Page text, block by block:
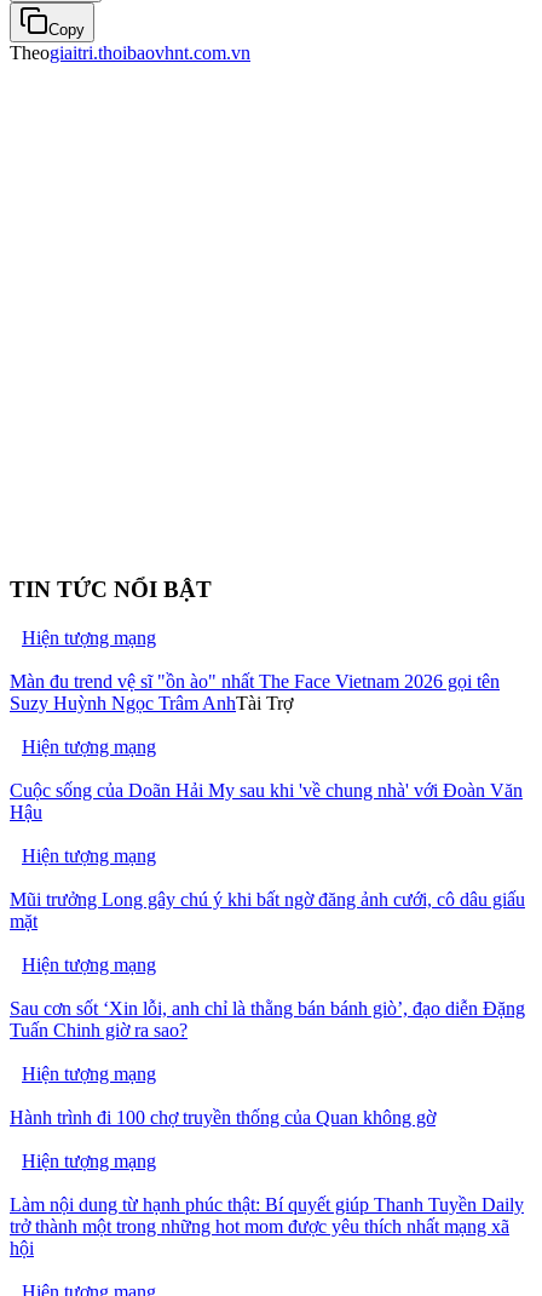
Copy
Theogiaitri.thoibaovhnt.com.vn
TIN TỨC NỔI BẬT
Hiện tượng mạng
Màn đu trend vệ sĩ "ồn ào" nhất The Face Vietnam 2026 gọi tên
Suzy Huỳnh Ngọc Trâm AnhTài Trợ
Hiện tượng mạng
Cuộc sống của Doãn Hải My sau khi 'về chung nhà' với Đoàn Văn
Hậu
Hiện tượng mạng
Mũi trưởng Long gây chú ý khi bất ngờ đăng ảnh cưới, cô dâu giấu
mặt
Hiện tượng mạng
Sau cơn sốt ‘Xin lỗi, anh chỉ là thằng bán bánh giò’, đạo diễn Đặng
Tuấn Chinh giờ ra sao?
Hiện tượng mạng
Hành trình đi 100 chợ truyền thống của Quan không gờ
Hiện tượng mạng
Làm nội dung từ hạnh phúc thật: Bí quyết giúp Thanh Tuyền Daily
trở thành một trong những hot mom được yêu thích nhất mạng xã
hội